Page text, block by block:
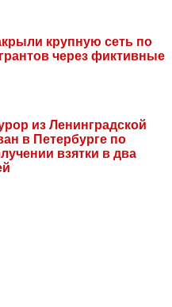
крупную сеть по
через фиктивные
из Ленинградской
в Петербурге по
взятки в два